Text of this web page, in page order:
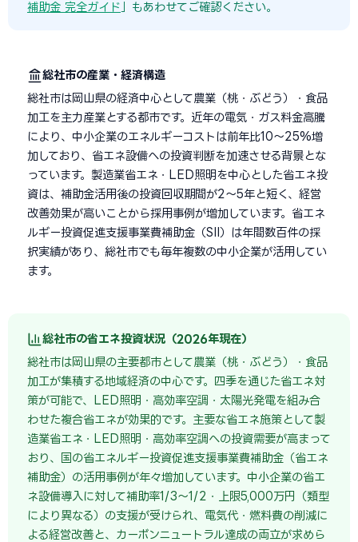
補助金 完全ガイド 」もあわせてご確認ください。
総社市の産業・経済構造
総社市は岡山県の経済中心として農業（桃・ぶどう）・食品
加工を主力産業とする都市です。近年の電気・ガス料金高騰
により、中小企業のエネルギーコストは前年比10〜25%増
加しており、省エネ設備への投資判断を加速させる背景とな
っています。製造業省エネ・LED照明を中心とした省エネ投
資は、補助金活用後の投資回収期間が2〜5年と短く、経営
改善効果が高いことから採用事例が増加しています。省エネ
ルギー投資促進支援事業費補助金（SII）は年間数百件の採
択実績があり、総社市でも毎年複数の中小企業が活用してい
ます。
総社市の省エネ投資状況（2026年現在）
総社市は岡山県の主要都市として農業（桃・ぶどう）・食品
加工が集積する地域経済の中心です。四季を通じた省エネ対
策が可能で、LED照明・高効率空調・太陽光発電を組み合
わせた複合省エネが効果的です。主要な省エネ施策として製
造業省エネ・LED照明・高効率空調への投資需要が高まって
おり、国の省エネルギー投資促進支援事業費補助金（省エネ
補助金）の活用事例が年々増加しています。中小企業の省エ
ネ設備導入に対して補助率1/3〜1/2・上限5,000万円（類型
により異なる）の支援が受けられ、電気代・燃料費の削減に
よる経営改善と、カーボンニュートラル達成の両立が求めら